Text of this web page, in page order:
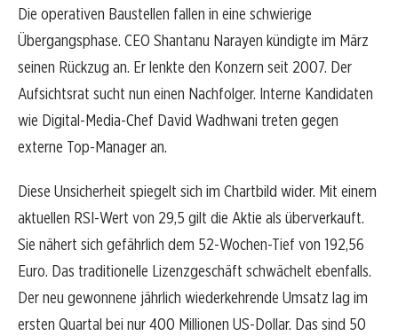
Die operativen Baustellen fallen in eine schwierige
Übergangsphase. CEO Shantanu Narayen kündigte im März
seinen Rückzug an. Er lenkte den Konzern seit 2007. Der
Aufsichtsrat sucht nun einen Nachfolger. Interne Kandidaten
wie Digital-Media-Chef David Wadhwani treten gegen
externe Top-Manager an.
Diese Unsicherheit spiegelt sich im Chartbild wider. Mit einem
aktuellen RSI-Wert von 29,5 gilt die Aktie als überverkauft.
Sie nähert sich gefährlich dem 52-Wochen-Tief von 192,56
Euro. Das traditionelle Lizenzgeschäft schwächelt ebenfalls.
Der neu gewonnene jährlich wiederkehrende Umsatz lag im
ersten Quartal bei nur 400 Millionen US-Dollar. Das sind 50